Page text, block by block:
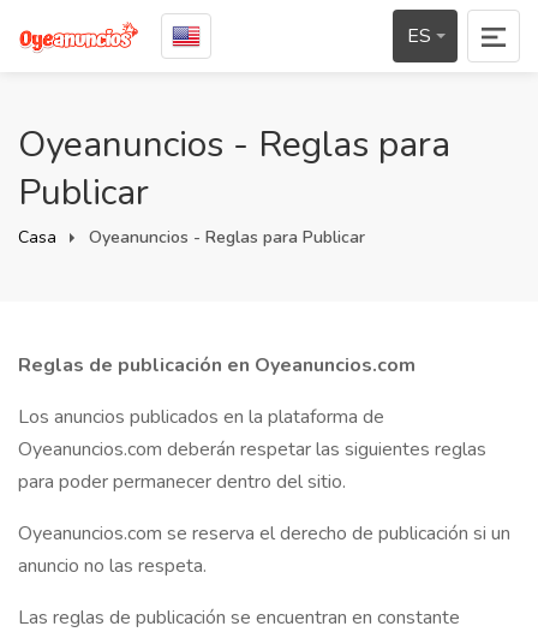
ES
Oyeanuncios - Reglas para
Publicar
Casa Oyeanuncios - Reglas para Publicar
Reglas de publicación en Oyeanuncios.com
Los anuncios publicados en la plataforma de
Oyeanuncios.com deberán respetar las siguientes reglas
para poder permanecer dentro del sitio.
Oyeanuncios.com se reserva el derecho de publicación si un
anuncio no las respeta.
Las reglas de publicación se encuentran en constante